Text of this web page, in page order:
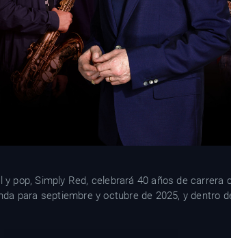
y pop, Simply Red, celebrará 40 años de carrera
para septiembre y octubre de 2025, y dentro